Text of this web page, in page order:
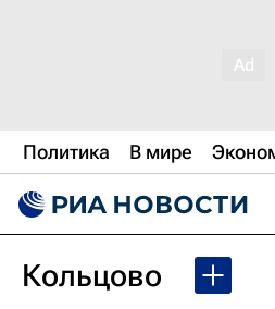
Политика В мире
Кольцово